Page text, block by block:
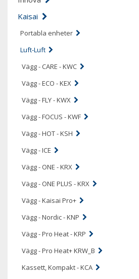
Kaisai
Portabla enheter
Luft-Luft
Vägg - CARE - KWC
Vägg - ECO - KEX
Vägg - FLY - KWX
Vägg - FOCUS - KWF
Vägg - HOT - KSH
Vägg - ICE
Vägg - ONE - KRX
Vägg - ONE PLUS - KRX
Vägg - Kaisai Pro+
Vägg - Nordic - KNP
Vägg - Pro Heat - KRP
Vägg - Pro Heat+ KRW_B
Kassett, Kompakt - KCA